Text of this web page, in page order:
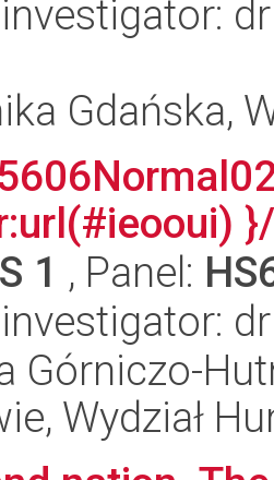
Gdańska,
1 , Panel:
Górniczo-
Wydział